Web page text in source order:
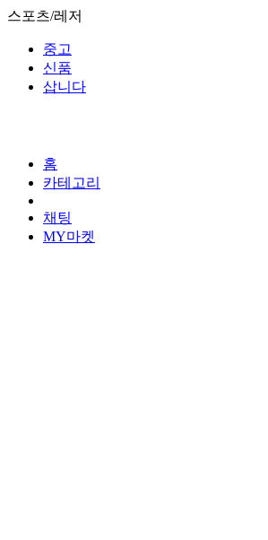
스포츠/레저
중고
신품
삽니다
홈
카테고리
채팅
MY마켓